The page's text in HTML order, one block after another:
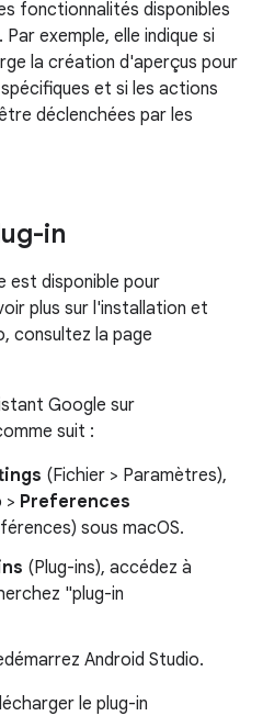
fonctionnalités disponibles
exemple, elle indique si
la création d'aperçus pour
et si les actions
déclenchées par les
in
est disponible pour
plus sur l'installation et
consultez la page
Google sur
suit :
(Fichier > Paramètres),
> Preferences
sous macOS.
(Plug-ins), accédez à
"plug-in
Android Studio.
le plug-in